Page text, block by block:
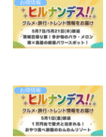
お得情報
お得情報